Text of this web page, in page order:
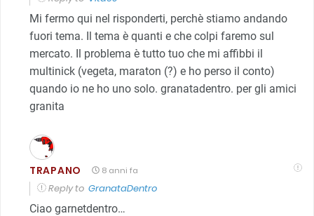
Mi fermo qui nel risponderti, perchè stiamo andando
fuori tema. Il tema è quanti e che colpi faremo sul
mercato. Il problema è tutto tuo che mi affibbi il
multinick (vegeta, maraton (?) e ho perso il conto)
quando io ne ho uno solo. granatadentro. per gli amici
granita
TRAPANO 8 anni fa
Reply to GranataDentro
Ciao garnetdentro…